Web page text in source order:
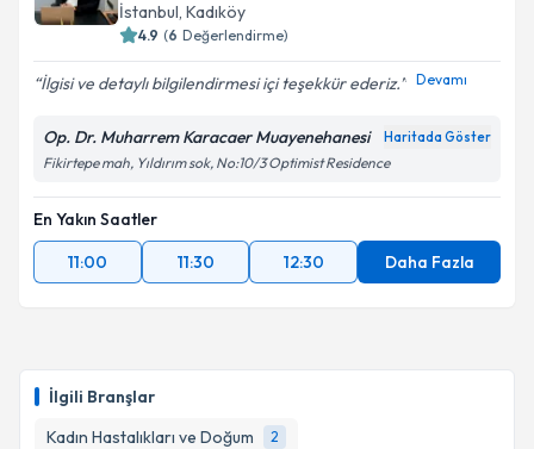
İlgili Branşlar
Kadın Hastalıkları ve Doğum
2
İstanbul, Kadıköy
4.9 (6 Değerlendirme)
İlgisi ve detaylı bilgilendirmesi içi teşekkür ederiz. Devamı
Op. Dr. Muharrem Karacaer Muayenehanesi Haritada Göster
Fikirtepe mah, Yıldırım sok, No:10/3 Optimist Residence
En Yakın Saatler
11:00
11:30 12:30 Daha Fazla